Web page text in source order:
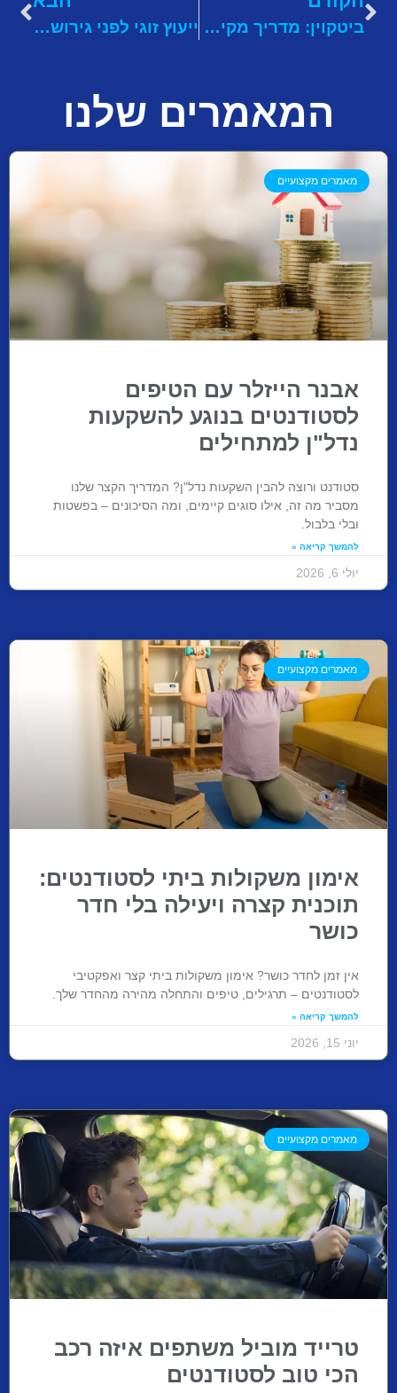
ביטקוין: מדריך מקיף למתחילים – הכל על המטבע הדיגיטלי ייעוץ זוגי לפני גירושין: האם זו הדרך לשקם את הזוגיות?
המאמרים שלנו
מאמרים מקצועיים
אבנר הייזלר עם הטיפים
לסטודנטים בנוגע להשקעות
נדל"ן למתחילים
סטודנט ורוצה להבין השקעות נדל"ן? המדריך הקצר שלנו
מסביר מה זה, אילו סוגים קיימים, ומה הסיכונים – בפשטות
ובלי בלבול.
להמשך קריאה »
יולי 6, 2026
מאמרים מקצועיים
אימון משקולות ביתי לסטודנטים:
תוכנית קצרה ויעילה בלי חדר
כושר
אין זמן לחדר כושר? אימון משקולות ביתי קצר ואפקטיבי
לסטודנטים – תרגילים, טיפים והתחלה מהירה מהחדר שלך.
להמשך קריאה »
יוני 15, 2026
מאמרים מקצועיים
טרייד מוביל משתפים איזה רכב
הכי טוב לסטודנטים